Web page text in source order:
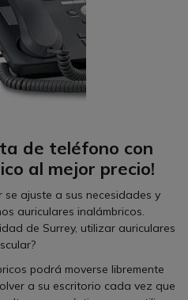
de teléfono con
al mejor precio!
ajuste a sus necesidades y
auriculares inalámbricos.
de Surrey, utilizar auriculares
podrá moverse libremente
a su escritorio cada vez que